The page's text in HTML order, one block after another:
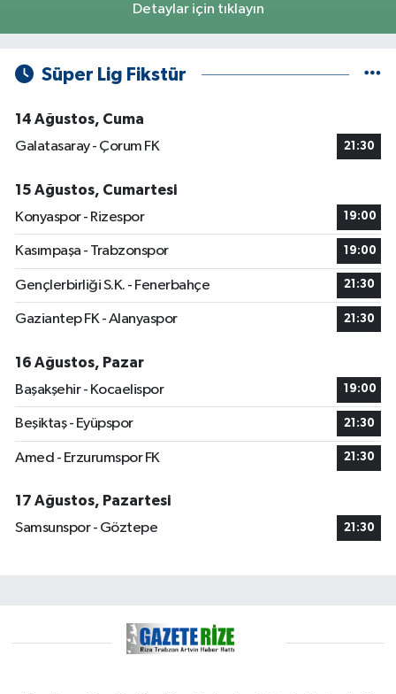
Detaylar için tıklayın
Süper Lig Fikstür
14 Ağustos, Cuma
Galatasaray - Çorum FK
21:30
15 Ağustos, Cumartesi
Konyaspor - Rizespor
19:00
Kasımpaşa - Trabzonspor 19:00
Gençlerbirliği S.K. - Fenerbahçe 21:30
Gaziantep FK - Alanyaspor 21:30
16 Ağustos, Pazar
Başakşehir - Kocaelispor
19:00
Beşiktaş - Eyüpspor 21:30
Amed - Erzurumspor FK 21:30
17 Ağustos, Pazartesi
Samsunspor - Göztepe
21:30